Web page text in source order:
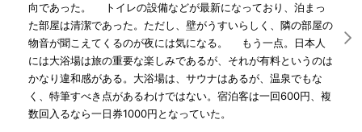
向であった。 トイレの設備などが最新になっており、泊まっ
た部屋は清潔であった。ただし、壁がうすいらしく、隣の部屋の
物音が聞こえてくるのが夜には気になる。 もう一点。日本人
には大浴場は旅の重要な楽しみであるが、それが有料というのは
かなり違和感がある。大浴場は、サウナはあるが、温泉でもな
く、特筆すべき点があるわけではない。宿泊客は一回600円、複
数回入るなら一日券1000円となっていた。